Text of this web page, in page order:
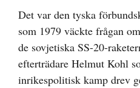
Det var den tyska
som 1979 väckte frågan
de sovjetiska SS-20-
efterträdare Helmut Kohl
inrikespolitisk kamp drev